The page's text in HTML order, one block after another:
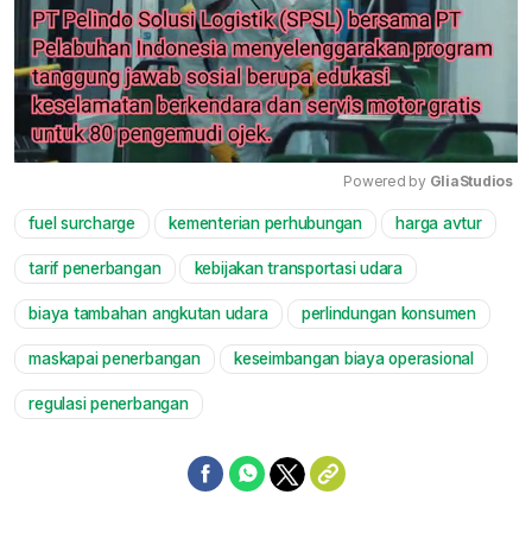
Mute
Powered by GliaStudios
fuel surcharge kementerian perhubungan harga avtur
tarif penerbangan kebijakan transportasi udara
biaya tambahan angkutan udara perlindungan konsumen
maskapai penerbangan keseimbangan biaya operasional
regulasi penerbangan